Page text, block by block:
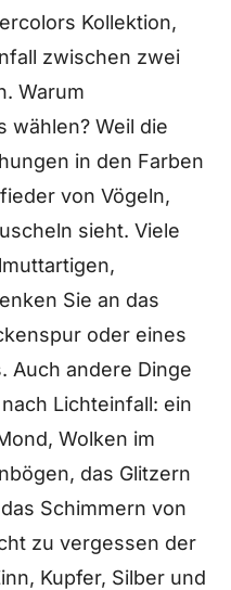
Kollektion,
zwischen zwei
Warum
wählen? Weil die
in den Farben
von Vögeln,
sieht. Viele
Sie an das
oder eines
Auch andere Dinge
Lichteinfall: ein
Wolken im
das Glitzern
Schimmern von
zu vergessen der
Kupfer, Silber und